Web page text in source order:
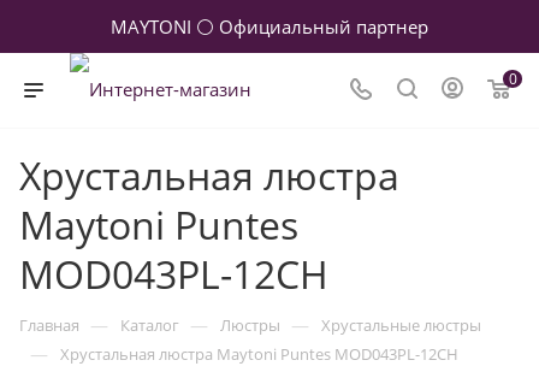
MAYTONI ⚪ Официальный партнер
0
Хрустальная люстра
Maytoni Puntes
MOD043PL-12CH
Главная — Каталог — Люстры — Хрустальные люстры
— Хрустальная люстра Maytoni Puntes MOD043PL-12CH